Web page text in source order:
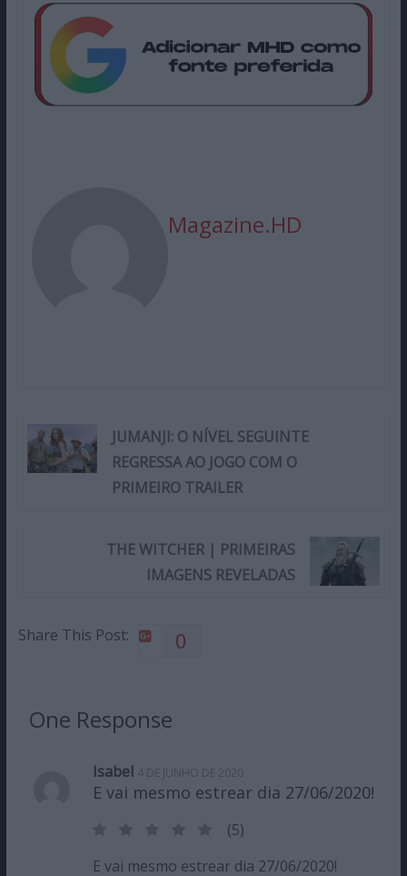
Magazine.HD
JUMANJI: O NÍVEL SEGUINTE
REGRESSA AO JOGO COM O
PRIMEIRO TRAILER
THE WITCHER | PRIMEIRAS
IMAGENS REVELADAS
Share This Post: 0
One Response
Isabel 4 DE JUNHO DE 2020
E vai mesmo estrear dia 27/06/2020!
(5)
E vai mesmo estrear dia 27/06/2020!